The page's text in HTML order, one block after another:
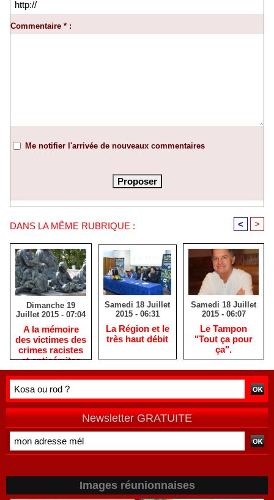
Commentaire * :
Me notifier l'arrivée de nouveaux commentaires
DANS LA MÊME RUBRIQUE : < >
Dimanche 19
Juillet 2015 - 07:04
A la mémoire
des victimes des
crimes racistes
et antisémites
Samedi 18 Juillet
2015 - 06:31
La Région et le
très haut débit
Samedi 18 Juillet
2015 - 06:07
Le Tampon
"Tout ça pour
ça".
Newsletter GRATUITE
Images réunionnaises